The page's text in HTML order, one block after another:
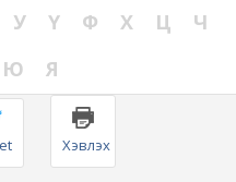
У Ү Ф Х Ц
Ч
Ю Я
Хэвлэх